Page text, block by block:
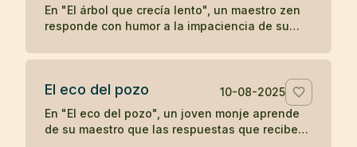
En "El árbol que crecía lento", un maestro zen
responde con humor a la impaciencia de su
verdadero no se apresura.
El eco del pozo
10-08-2025
En "El eco del pozo", un joven monje aprende
de su maestro que las respuestas que recibe